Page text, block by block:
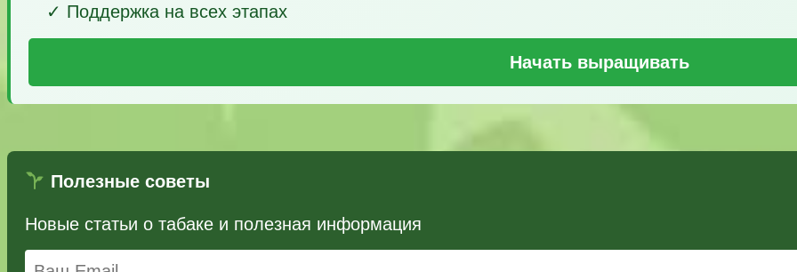
✓ Поддержка на всех этапах
Начать выращивать
Полезные советы
Новые статьи о табаке и полезная информация